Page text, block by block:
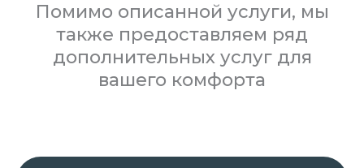
Помимо описанной услуги, мы
также предоставляем ряд
дополнительных услуг для
вашего комфорта